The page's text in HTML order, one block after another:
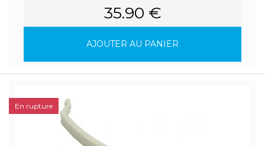
35.90 €
AJOUTER AU PANIER
En rupture